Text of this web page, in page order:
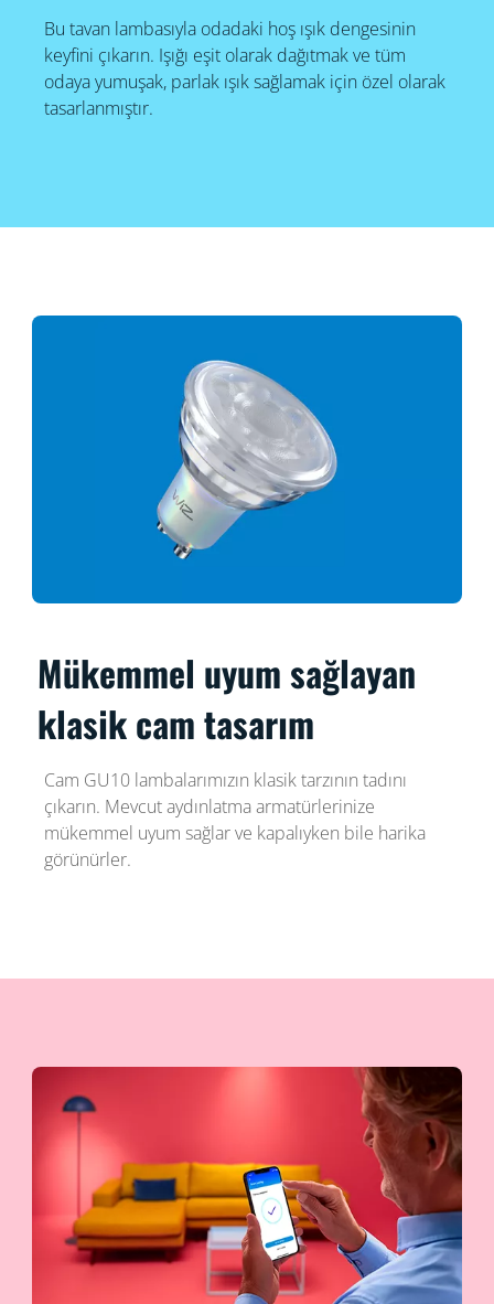
Bu tavan lambasıyla odadaki hoş ışık dengesinin
keyfini çıkarın. Işığı eşit olarak dağıtmak ve tüm
odaya yumuşak, parlak ışık sağlamak için özel olarak
tasarlanmıştır.
Mükemmel uyum sağlayan
klasik cam tasarım
Cam GU10 lambalarımızın klasik tarzının tadını
çıkarın. Mevcut aydınlatma armatürlerinize
mükemmel uyum sağlar ve kapalıyken bile harika
görünürler.